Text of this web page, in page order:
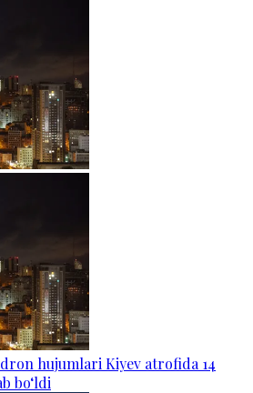
hujumlari Kiyev atrofida 14
bo‘ldi